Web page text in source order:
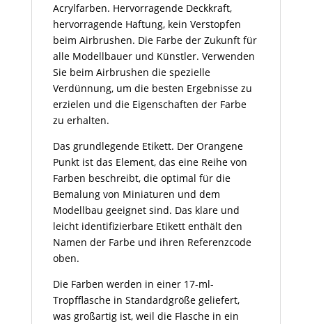
Acrylfarben. Hervorragende Deckkraft,
hervorragende Haftung, kein Verstopfen
beim Airbrushen. Die Farbe der Zukunft für
alle Modellbauer und Künstler. Verwenden
Sie beim Airbrushen die spezielle
Verdünnung, um die besten Ergebnisse zu
erzielen und die Eigenschaften der Farbe
zu erhalten.
Das grundlegende Etikett. Der Orangene
Punkt ist das Element, das eine Reihe von
Farben beschreibt, die optimal für die
Bemalung von Miniaturen und dem
Modellbau geeignet sind. Das klare und
leicht identifizierbare Etikett enthält den
Namen der Farbe und ihren Referenzcode
oben.
Die Farben werden in einer 17-ml-
Tropfflasche in Standardgröße geliefert,
was großartig ist, weil die Flasche in ein